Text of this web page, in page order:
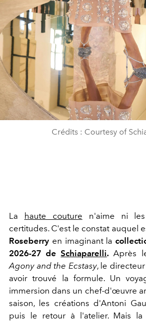
Crédits : Courtesy of
La haute couture n'aime ni
certitudes. C'est le constat auquel
Roseberry en imaginant la
2026-27 deSchiaparelli. Après
Agony and the Ecstasy, le
avoir trouvé la formule. Un
immersion dans un chef-d'œuvre
saison, les créations d'Antoni
puis le retour à l'atelier. Mais la